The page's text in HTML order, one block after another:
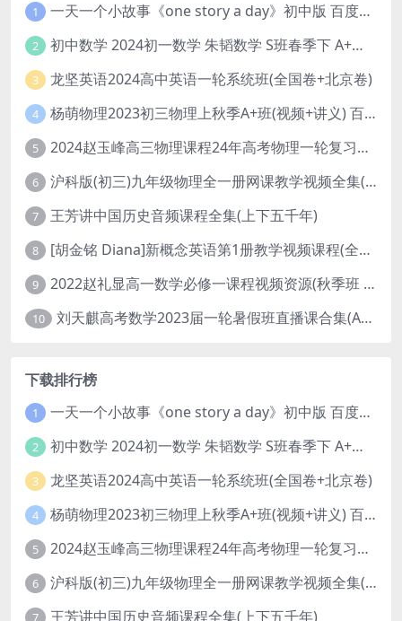
1 一天一个小故事《one story a day》初中版 百度网盘分享下载
2 初中数学 2024初一数学 朱韬数学 S班春季下 A+班春季下 百度云网盘
3 龙坚英语2024高中英语一轮系统班(全国卷+北京卷)
4 杨萌物理2023初三物理上秋季A+班(视频+讲义) 百度网盘分享
5 2024赵玉峰高三物理课程24年高考物理一轮复习网课教程
6 沪科版(初三)九年级物理全一册网课教学视频全集(录播版 杜春雨 66讲)
7 王芳讲中国历史音频课程全集(上下五千年)
8 [胡金铭 Diana]新概念英语第1册教学视频课程(全集 百度网盘下载)
9 2022赵礼显高一数学必修一课程视频资源(秋季班 含讲义)百度网盘云
10 刘天麒高考数学2023届一轮暑假班直播课合集(A和A+)
下载排行榜
1 一天一个小故事《one story a day》初中版 百度网盘分享下载
2 初中数学 2024初一数学 朱韬数学 S班春季下 A+班春季下 百度云网盘
3 龙坚英语2024高中英语一轮系统班(全国卷+北京卷)
4 杨萌物理2023初三物理上秋季A+班(视频+讲义) 百度网盘分享
5 2024赵玉峰高三物理课程24年高考物理一轮复习网课教程
6 沪科版(初三)九年级物理全一册网课教学视频全集(录播版 杜春雨 66讲)
7 王芳讲中国历史音频课程全集(上下五千年)